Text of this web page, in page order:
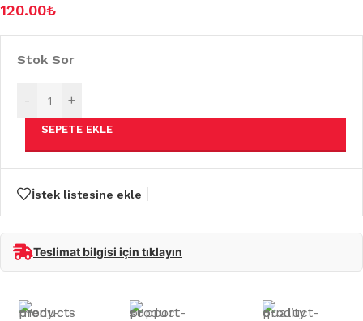
120.00₺
Stok Sor
- +
SEPETE EKLE
İstek listesine ekle
Teslimat bilgisi için tıklayın